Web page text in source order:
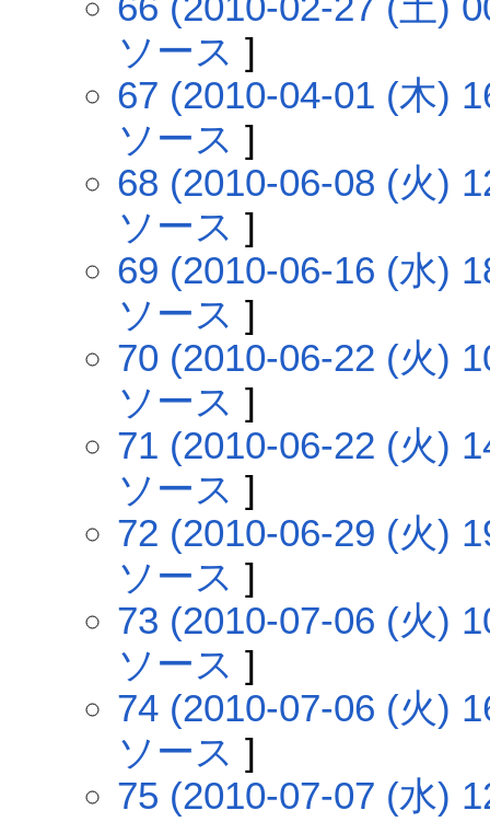
ソース ]
67 (2010-04-01 (木)
ソース ]
68 (2010-06-08 (火)
ソース ]
69 (2010-06-16 (水)
ソース ]
70 (2010-06-22 (火)
ソース ]
71 (2010-06-22 (火)
ソース ]
72 (2010-06-29 (火)
ソース ]
73 (2010-07-06 (火)
ソース ]
74 (2010-07-06 (火)
ソース ]
75 (2010-07-07 (水)